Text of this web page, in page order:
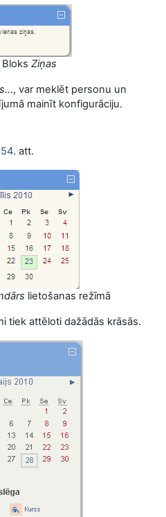
Ziņas
, var meklēt personu un
mainīt konfigurāciju.
54. att.
lietošanas režīmā
tiek attēloti dažādās krāsās.